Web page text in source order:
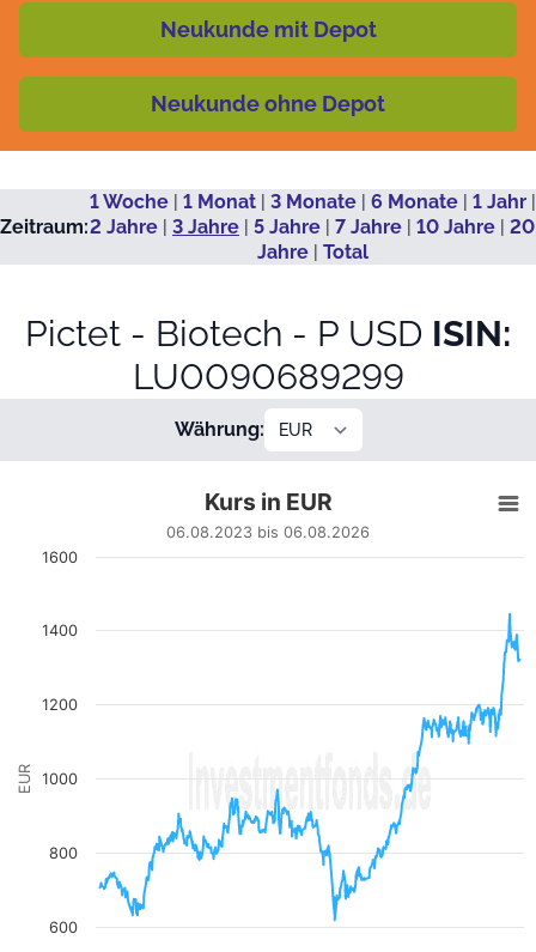
Neukunde mit Depot
Neukunde ohne Depot
Zeitraum:
1 Woche| 1 Monat| 3 Monate| 6 Monate| 1 Jahr|
2 Jahre | 3 Jahre | 5 Jahre | 7 Jahre | 10 Jahre | 20
Jahre| Total
Pictet - Biotech - P USD ISIN:
LU0090689299
Währung:
Line chart with 660 data points.
06.08.2023 bis 06.08.2026
The chart has 1 Y axis displaying EUR. Data ranges from
EUR
Kurs in EUR
06.08.2023 bis 06.08.2026
600
800
1000
1200
1400
1600